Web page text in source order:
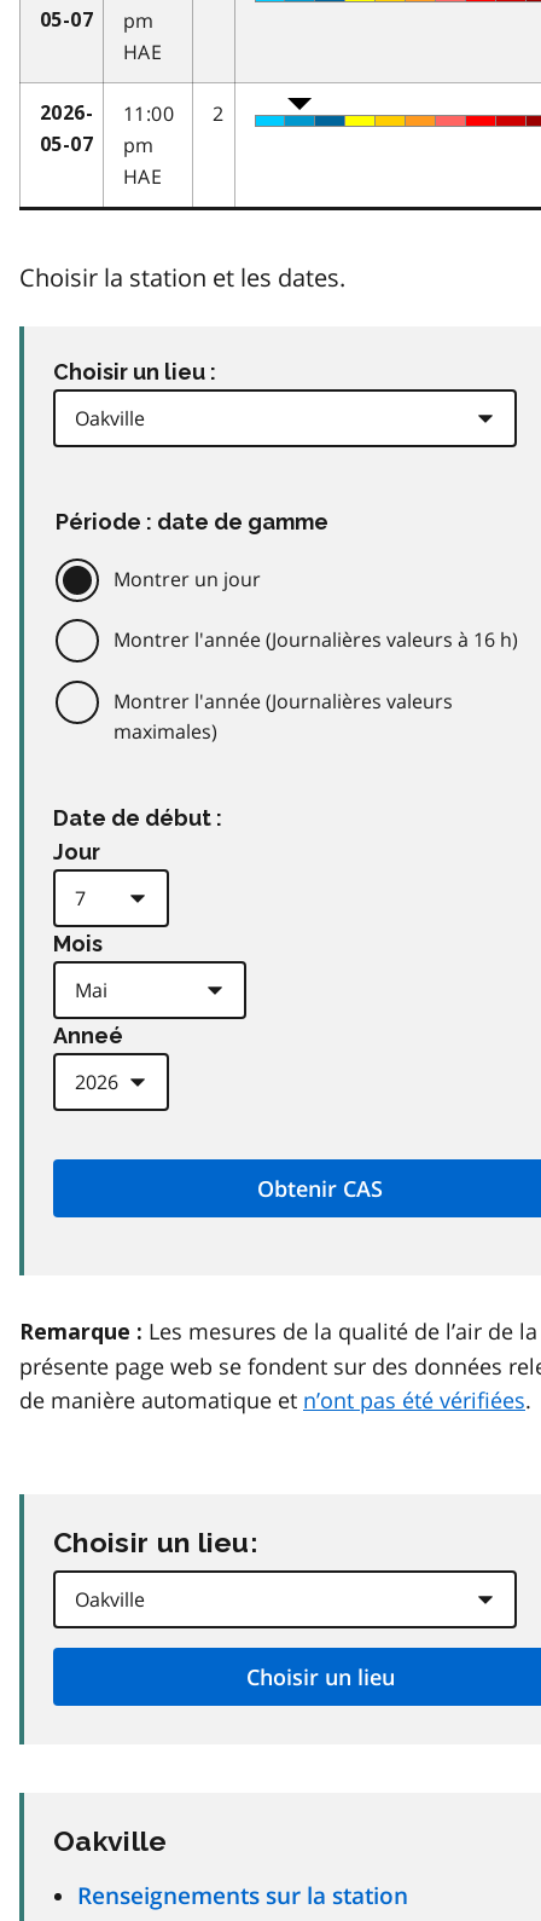
05-07
pm
HAE
2026-
05-07
11:00
pm
HAE
2
Choisir la station et les dates.
Choisir un lieu :
Période : date de gamme
Montrer un jour
Montrer l'année (Journalières valeurs à 16 h)
Montrer l'année (Journalières valeurs
maximales)
Date de début :
Jour
Mois
Anneé
Remarque : Les mesures de la qualité de l’air de la
présente page web se fondent sur des données
de manière automatique et n’ont pas été vérifiées.
Choisir un lieu:
Oakville
Renseignements sur la station